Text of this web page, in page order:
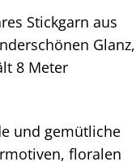
Stickgarn aus
Glanz,
8 Meter
und gemütliche
floralen